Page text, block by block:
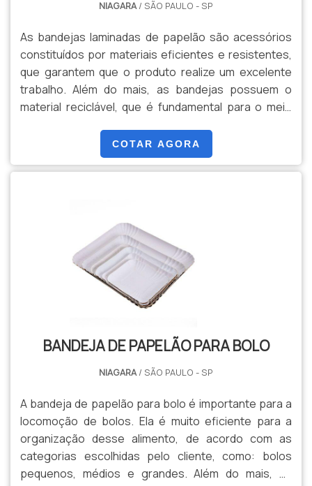
NIAGARA/ SÃO PAULO - SP
As bandejas laminadas de papelão são acessórios
constituídos por materiais eficientes e resistentes,
que garantem que o produto realize um excelente
trabalho. Além do mais, as bandejas possuem o
material reciclável, que é fundamental para o meio
utensílios muito utilizados para a organização de
bolos, salgados e doces e, dessa forma, se tornam
práticas e importantes.O PRODUTO GARANTE
COTAR AGORA
BANDEJA DE PAPELÃO PARA BOLO
NIAGARA/ SÃO PAULO - SP
A bandeja de papelão para bolo é importante para a
locomoção de bolos. Ela é muito eficiente para a
organização desse alimento, de acordo com as
categorias escolhidas pelo cliente, como: bolos
pequenos, médios e grandes. Além do mais, as